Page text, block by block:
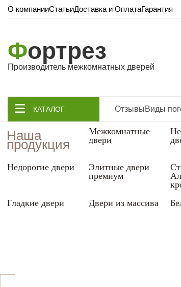
О компанииСтатьиДоставка и ОплатаГарантия
Фортрез
Производитель межкомнатных дверей
КАТАЛОГ ОтзывыВиды
Наша
продукция
Межкомнатные
двери
Недорогие двери
Элитные двери
премиум
Гладкие двери Двери из массива